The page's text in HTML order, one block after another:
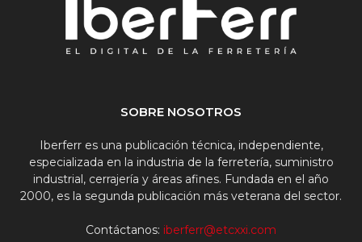
SOBRE NOSOTROS
Iberferr es una publicación técnica, independiente,
especializada en la industria de la ferretería, suministro
industrial, cerrajería y áreas afines. Fundada en el año
2000, es la segunda publicación más veterana del sector.
Contáctanos: iberferr@etcxxi.com